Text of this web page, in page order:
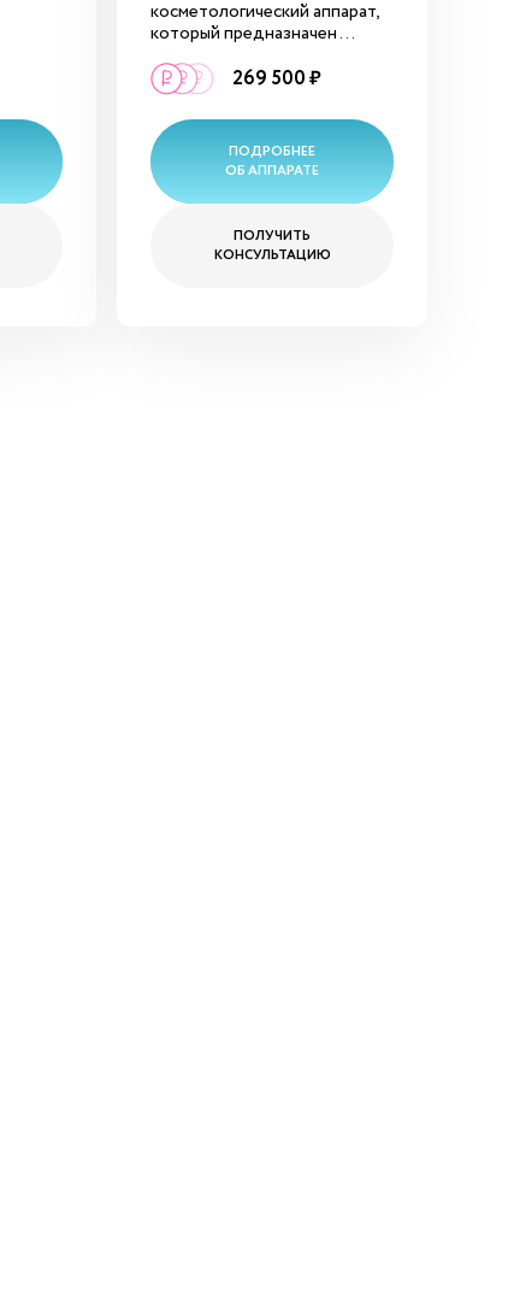
косметологический аппарат,
который предназначен ...
269 500 ₽
ПОДРОБНЕЕ
ОБ АППАРАТЕ
ПОЛУЧИТЬ
КОНСУЛЬТАЦИЮ